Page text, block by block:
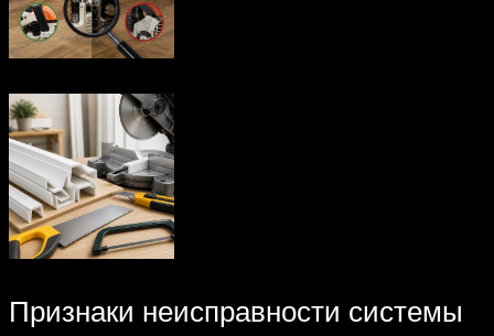
Признаки неисправности системы